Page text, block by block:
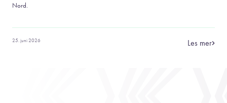
Nord.
25. juni 2026 Les mer